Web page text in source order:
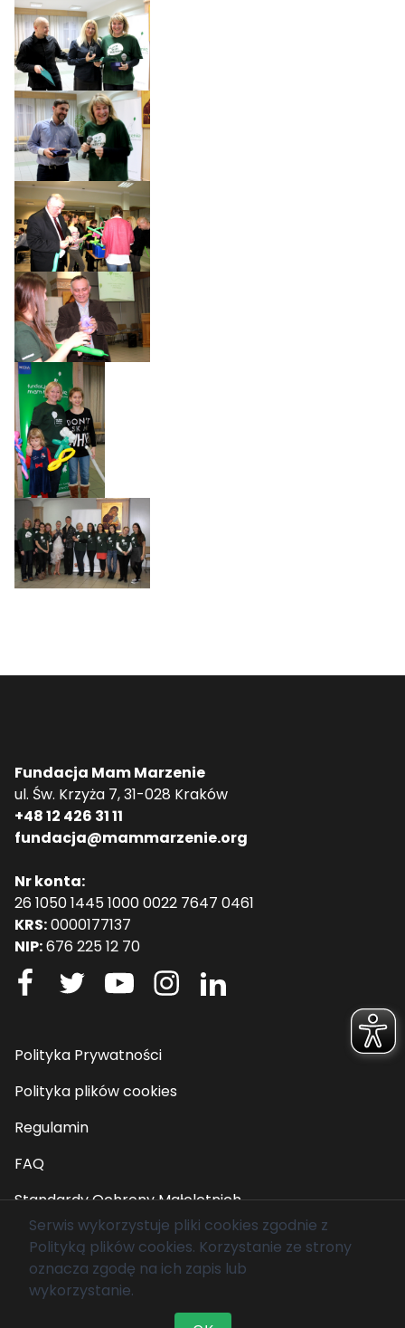
Fundacja Mam Marzenie
ul. Św. Krzyża 7, 31-028 Kraków
+48 12 426 31 11
fundacja@mammarzenie.org
Nr konta:
26 1050 1445 1000 0022 7647 0461
KRS:0000177137
NIP:676 225 12 70
Polityka Prywatności
Polityka plików cookies
Regulamin
FAQ
Standardy Ochrony Małoletnich
© 2026 Fundacja Mam Marzenie. Wszelkie prawa
zastrzeżone.
Serwis wykorzystuje pliki cookies zgodnie z
Polityką plików cookies. Korzystanie ze strony
oznacza zgodę na ich zapis lub
wykorzystanie.